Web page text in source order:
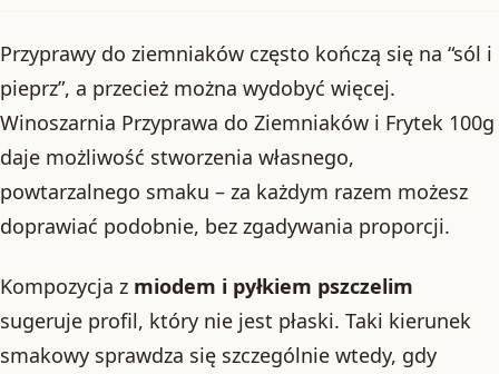
Przyprawy do ziemniaków często kończą się na “sól i
pieprz”, a przecież można wydobyć więcej.
Winoszarnia Przyprawa do Ziemniaków i Frytek 100g
daje możliwość stworzenia własnego,
powtarzalnego smaku – za każdym razem możesz
doprawiać podobnie, bez zgadywania proporcji.
Kompozycja z miodem i pyłkiem pszczelim
sugeruje profil, który nie jest płaski. Taki kierunek
smakowy sprawdza się szczególnie wtedy, gdy